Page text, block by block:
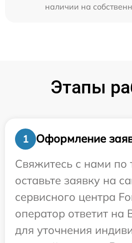
наличии на
Этапы
1
Оформление
Свяжитесь с нами по
оставьте заявку на
сервисного центра
оператор ответит на
для уточнения